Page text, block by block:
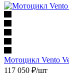
Мотоцикл Vento
117 050 ₽/шт